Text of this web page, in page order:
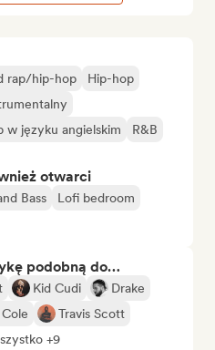
rap/hip-hop
Hip-hop
w języku angielskim
R&B
otwarci
Bass
Lofi bedroom
podobną do…
Kid Cudi
Drake
Travis Scott
+9